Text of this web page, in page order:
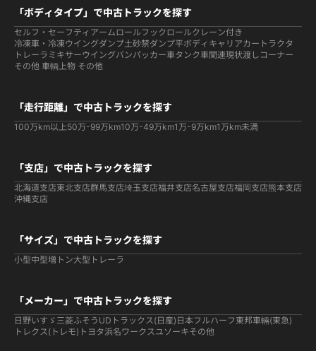
「ボディタイプ」で中古トラックを探す
セルフ・セーフティ アームロールフックロールクレーン付き
冷凍車・冷凍ウイングダンプ土砂禁ダンプ平ボディ キャリアカー トラクタ
トレーラ ミキサーウイングバンパッカー車タンク車関連現状渡しコーナー
その他 車輌上物 その他
「走行距離」で中古トラックを探す
100万km以上50万-99万km10万-49万km1万-9万km1万km未満
「支店」で中古トラックを探す
北海道支店東北支店群馬支店埼玉支店福井支店名古屋支店福岡支店熊本支店
沖縄支店
「サイズ」で中古トラックを探す
小型中型増トン大型 トレーラ
「メーカー」で中古トラックを探す
日野いすゞ 三菱ふそう UDトラックス(日産) 日本フルハーフ 東邦車輛(東急)
トレクス(トレモ) トヨタ浜名ワークスユソーキその他